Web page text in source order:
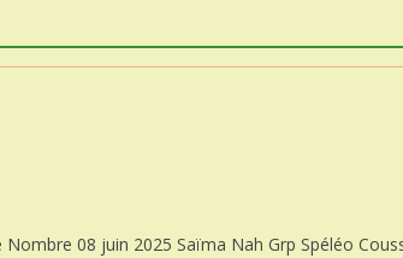
Nombre 08 juin 2025 Saïma Nah Grp Spéléo